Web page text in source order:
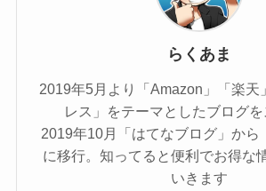
らくあま
2019年5月より「Amazon」「楽天
レス」をテーマとしたブログを
2019年10月「はてなブログ」から
に移行。知ってると便利でお得な
いきます